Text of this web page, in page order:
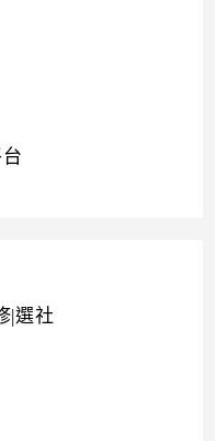
|選社